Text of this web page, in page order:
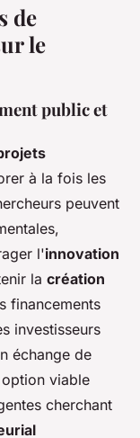
de
le
public et
à la fois les
peuvent
l'innovation
la création
financements
investisseurs
échange de
viable
cherchant